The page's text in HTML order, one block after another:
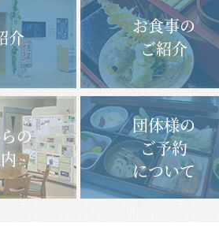
介
お食事の
ご紹介
の
団体様の
ご予約
について